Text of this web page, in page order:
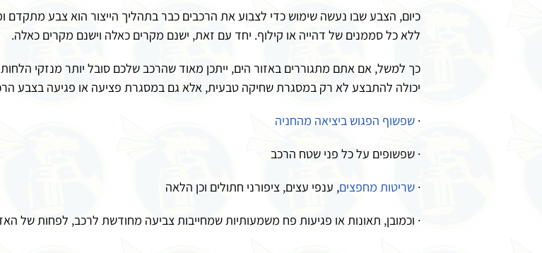
כיום, הצבע שבו נעשה שימוש כדי לצבוע את הרכבים כבר בתהליך הייצור הוא צבע מתקדם
ללא כל סממנים של דהייה או קילוף. יחד עם זאת, ישנם מקרים כאלה וישנם מקרים כאלה.
כך למשל, אם אתם מתגוררים באזור הים, ייתכן מאוד שהרכב שלכם סובל יותר מנזקי
יכולה להתבצע לא רק במסגרת שחיקה טבעית, אלא גם במסגרת פציעה או פגיעה בצבע
· שפשוף הפגוש ביציאה מהחניה
· שפשופים על כל פני שטח הרכב
· שריטות מחפצים, ענפי עצים, ציפורני חתולים וכן הלאה
· וכמובן, תאונות או פגיעות פח משמעותיות שמחייבות צביעה מחודשת לרכב, לפחות של